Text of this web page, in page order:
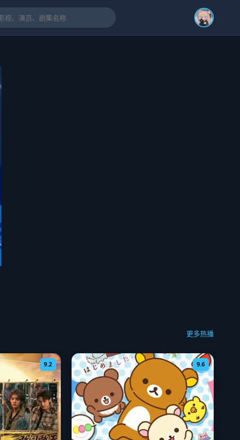
更多热播
9.2 9.6